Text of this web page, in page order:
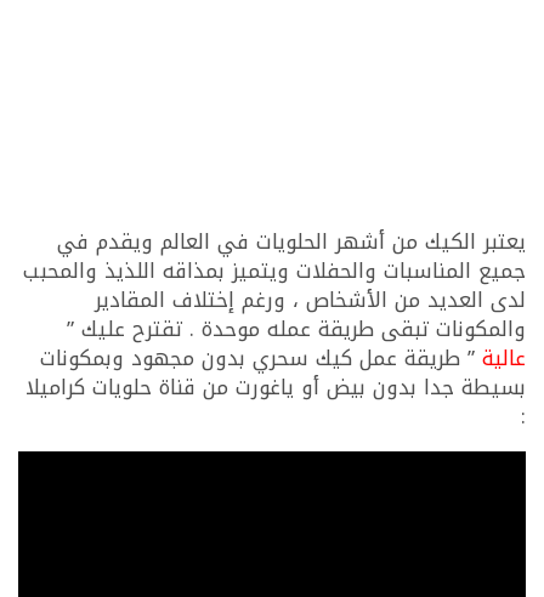
يعتبر الكيك من أشهر الحلويات في العالم ويقدم في
جميع المناسبات والحفلات ويتميز بمذاقه اللذيذ والمحبب
لدى العديد من الأشخاص ، ورغم إختلاف المقادير
والمكونات تبقى طريقة عمله موحدة . تقترح عليك ”
عالية” طريقة عمل كيك سحري بدون مجهود وبمكونات
بسيطة جدا بدون بيض أو ياغورت من قناة حلويات كراميلا
: